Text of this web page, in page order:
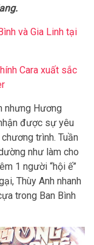
và Gia Linh tại
Cara xuất sắc
nhưng Hương
được sự yêu
trình. Tuần
như làm cho
1 người “hội ế”
Thùy Anh nhanh
trong Ban Bình